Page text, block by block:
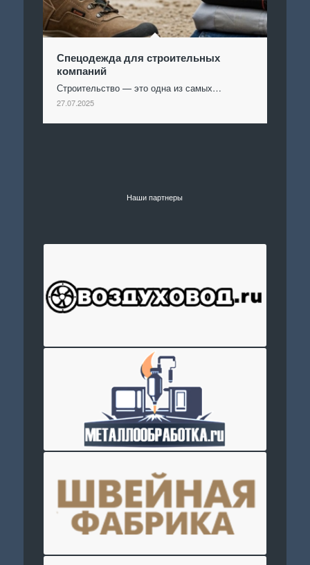
Спецодежда для строительных
компаний
Строительство — это одна из самых…
27.07.2025
Наши партнеры